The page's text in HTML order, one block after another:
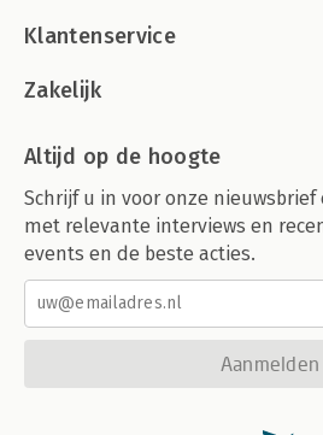
Klantenservice
Zakelijk
Altijd op de hoogte
Schrijf u in voor onze
met relevante interviews en
events en de beste acties.
Aanmelden